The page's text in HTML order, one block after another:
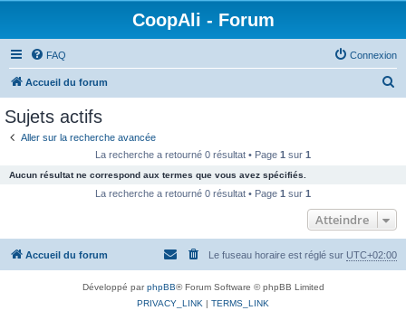
CoopAli - Forum
FAQ Connexion
Accueil du forum
c
e
Sujets actifs
Aller sur la recherche avancée
La recherche a retourné 0 résultat • Page 1 sur 1
Aucun résultat ne correspond aux termes que vous avez spécifiés.
La recherche a retourné 0 résultat • Page 1 sur 1
Atteindre
Accueil du forum Le fuseau horaire est réglé sur UTC+02:00
Développé parphpBB® Forum Software © phpBB Limited
PRIVACY_LINK | TERMS_LINK